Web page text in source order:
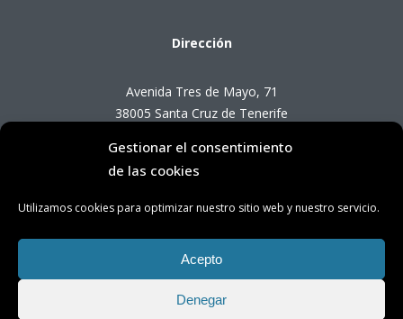
Gestionar el consentimiento
de las cookies
Utilizamos cookies para optimizar nuestro sitio web y nuestro servicio.
Acepto
Denegar
Dirección
Avenida Tres de Mayo, 71
38005 Santa Cruz de Tenerife
Horario de Atención OTC
Lunes a viernes de 8:00 a 14:00 horas